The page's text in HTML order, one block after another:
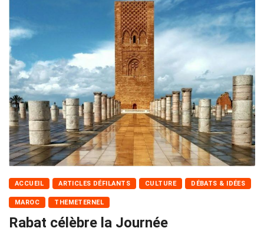
ACCUEIL ARTICLES DÉFILANTS CULTURE DÉBATS & IDÉES
MAROC THEMETERNEL
Rabat célèbre la Journée